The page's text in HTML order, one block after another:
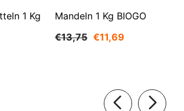
1 Kg
Mandeln 1 Kg BIOGO
€13,75 €11,69